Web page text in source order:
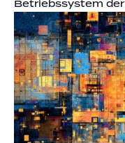
Betriebssystem